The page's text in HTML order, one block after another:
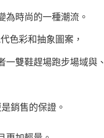
為時尚的一種潮流。
色彩和抽象圖案，
一雙鞋趕場跑步場域與、
銷售的保證。